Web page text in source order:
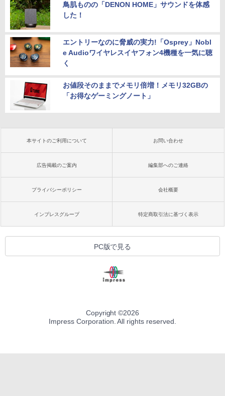
鳥肌ものの「DENON HOME」サウンドを体感
した！
エントリーなのに脅威の実力!「Osprey」Nobl
e Audioワイヤレスイヤフォン4機種を一気に聴
く
お値段そのままでメモリ倍増！メモリ32GBの
「お得なゲーミングノート」
本サイトのご利用について お問い合わせ
広告掲載のご案内 編集部へのご連絡
プライバシーポリシー 会社概要
インプレスグループ 特定商取引法に基づく表示
PC版で見る
Copyright ©2026
Impress Corporation. All rights reserved.